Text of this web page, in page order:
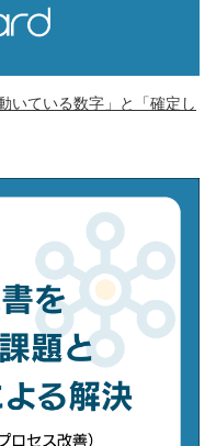
いている数字」と「確定し